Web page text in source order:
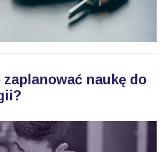
naukę do